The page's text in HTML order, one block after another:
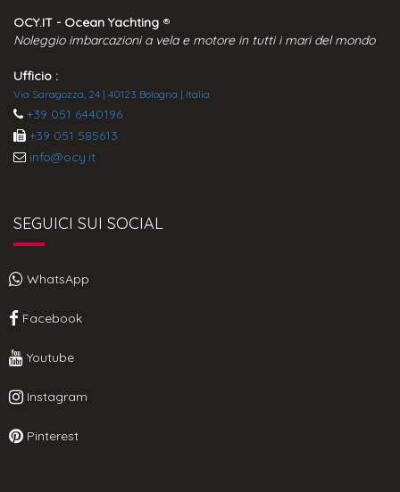
OCY.IT - Ocean Yachting ®
Noleggio imbarcazioni a vela e motore in tutti i mari del mondo
Ufficio :
Via Saragozza, 24 | 40123 Bologna | Italia
+39 051 6440196
+39 051 585613
info@ocy.it
SEGUICI SUI SOCIAL
WhatsApp
Facebook
Youtube
Instagram
Pinterest